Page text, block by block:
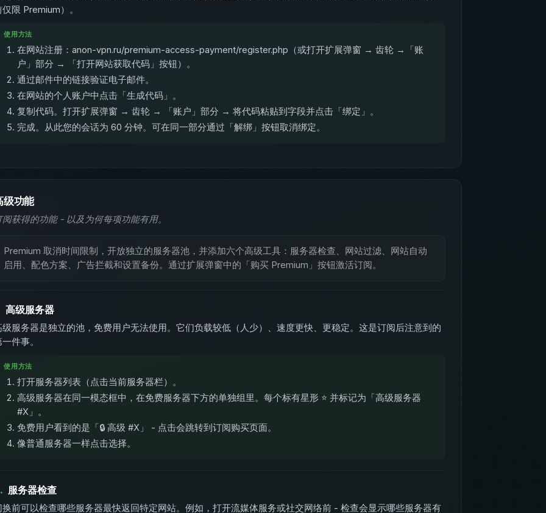
仅限 Premium）。
使用方法
在网站注册：anon-vpn.ru/premium-access-payment/register.php（或打开扩展弹窗 → 齿轮 →「账
户」部分 → 「打开网站获取代码」按钮）。
通过邮件中的链接验证电子邮件。
在网站的个人账户中点击「生成代码」。
复制代码。打开扩展弹窗 → 齿轮 → 「账户」部分 → 将代码粘贴到字段并点击「绑定」。
完成。从此您的会话为 60 分钟。可在同一部分通过「解绑」按钮取消绑定。
级功能
阅获得的功能 - 以及为何每项功能有用。
Premium 取消时间限制，开放独立的服务器池，并添加六个高级工具：服务器检查、网站过滤、网站自动
启用、配色方案、广告拦截和设置备份。通过扩展弹窗中的「购买 Premium」按钮激活订阅。
高级服务器
级服务器是独立的池，免费用户无法使用。它们负载较低（人少）、速度更快、更稳定。这是订阅后注意到的
件事。
使用方法
打开服务器列表（点击当前服务器栏）。
高级服务器在同一模态框中，在免费服务器下方的单独组里。每个标有星形 ⭐ 并标记为「高级服务器
#X」。
免费用户看到的是「🔒 高级 #X」 - 点击会跳转到订阅购买页面。
像普通服务器一样点击选择。
服务器检查
换前可以检查哪些服务器最快返回特定网站。例如，打开流媒体服务或社交网络前 - 检查会显示哪些服务器有